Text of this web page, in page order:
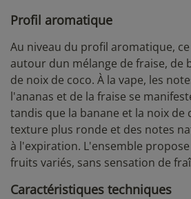
Profil aromatique
Au niveau du profil aromatique,
autour dun mélange de fraise, de
de noix de coco. À la vape, les
l'ananas et de la fraise se
tandis que la banane et la noix
texture plus ronde et des notes
à l'expiration. L'ensemble
fruits variés, sans sensation de
Caractéristiques techniques